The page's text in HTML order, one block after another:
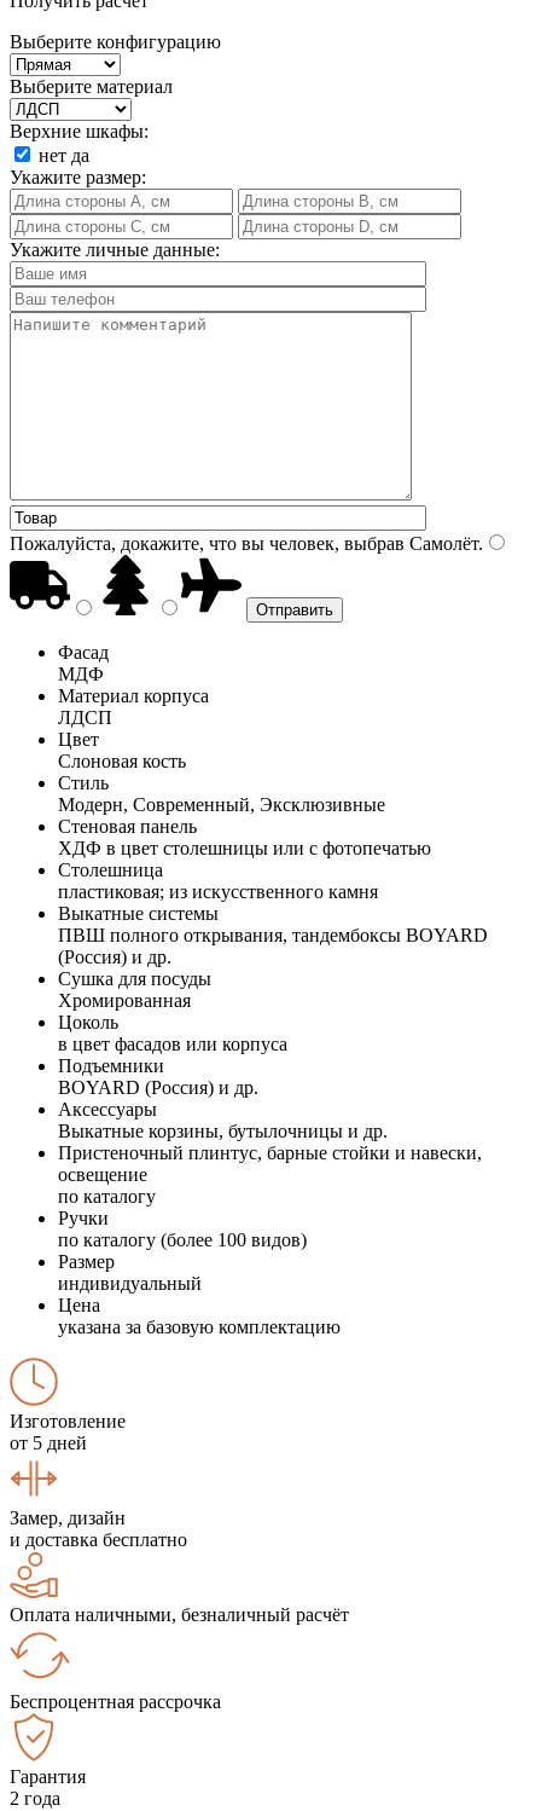
Выберите конфигурацию
Выберите материал
Верхние шкафы:
нет да
Укажите размер:
Укажите личные данные:
Пожалуйста, докажите, что вы человек, выбрав Самолёт.
Фасад
МДФ
Материал корпуса
ЛДСП
Цвет
Слоновая кость
Стиль
Модерн, Современный, Эксклюзивные
Стеновая панель
ХДФ в цвет столешницы или с фотопечатью
Столешница
пластиковая; из искусственного камня
Выкатные системы
ПВШ полного открывания, тандембоксы BOYARD
(Россия) и др.
Сушка для посуды
Хромированная
Цоколь
в цвет фасадов или корпуса
Подъемники
BOYARD (Россия) и др.
Аксессуары
Выкатные корзины, бутылочницы и др.
Пристеночный плинтус, барные стойки и навески,
освещение
по каталогу
Ручки
по каталогу (более 100 видов)
Размер
индивидуальный
Цена
указана за базовую комплектацию
Изготовление
от 5 дней
Замер, дизайн
и доставка бесплатно
Оплата наличными, безналичный расчёт
Беспроцентная рассрочка
Гарантия
2 года